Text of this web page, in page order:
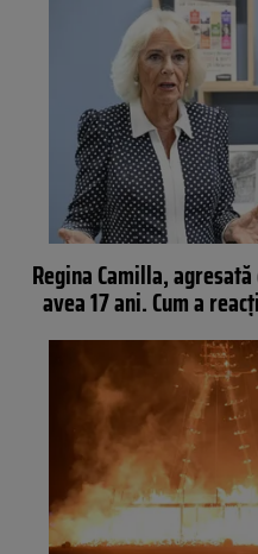
Regina Camilla,
avea 17 ani. Cum a